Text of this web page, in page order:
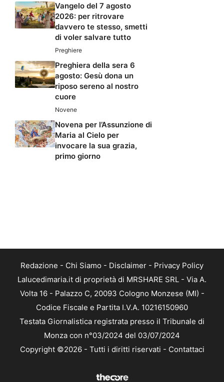
Vangelo del 7 agosto
2026: per ritrovare
davvero te stesso, smetti
di voler salvare tutto
Preghiere
Preghiera della sera 6
agosto: Gesù dona un
riposo sereno al nostro
cuore
Novene
Novena per l’Assunzione di
Maria al Cielo per
invocare la sua grazia,
primo giorno
Redazione - Chi Siamo - Disclaimer - Privacy Policy
Lalucedimaria.it di proprietà di MRSHARE SRL - Via A.
Volta 16 - Palazzo C, 20093 Cologno Monzese (MI) -
Codice Fiscale e Partita I.V.A. 10216150960
Testata Giornalistica registrata presso il Tribunale di
Monza con n°03/2024 del 03/07/2024
Copyright ©2026 - Tutti i diritti riservati - Contattaci